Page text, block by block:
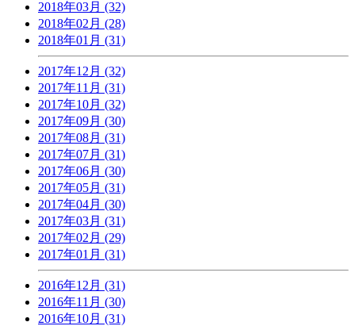
2018年03月 (32)
2018年02月 (28)
2018年01月 (31)
2017年12月 (32)
2017年11月 (31)
2017年10月 (32)
2017年09月 (30)
2017年08月 (31)
2017年07月 (31)
2017年06月 (30)
2017年05月 (31)
2017年04月 (30)
2017年03月 (31)
2017年02月 (29)
2017年01月 (31)
2016年12月 (31)
2016年11月 (30)
2016年10月 (31)